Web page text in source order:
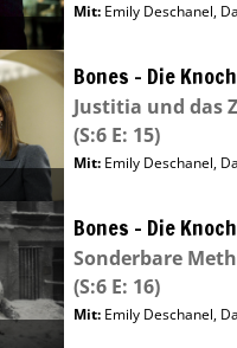
Mit: Emily Deschanel,
Bones – Die
Justitia und das
(S:6 E: 15)
Mit: Emily Deschanel,
Bones – Die
Sonderbare
(S:6 E: 16)
Mit: Emily Deschanel,